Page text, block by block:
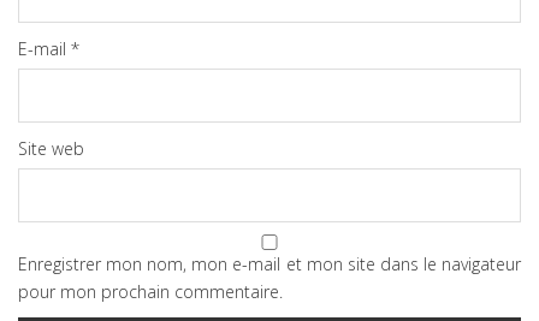
E-mail *
Site web
Enregistrer mon nom, mon e-mail et mon site dans le navigateur
pour mon prochain commentaire.